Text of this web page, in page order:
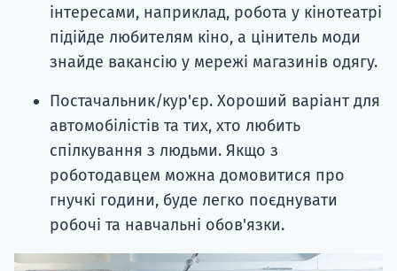
інтересами, наприклад, робота у кінотеатрі
підійде любителям кіно, а цінитель моди
знайде вакансію у мережі магазинів одягу.
Постачальник/кур'єр. Хороший варіант для
автомобілістів та тих, хто любить
спілкування з людьми. Якщо з
роботодавцем можна домовитися про
гнучкі години, буде легко поєднувати
робочі та навчальні обов'язки.